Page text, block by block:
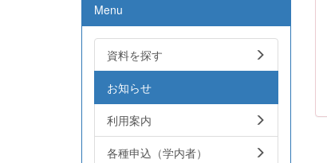
Menu
資料を探す
お知らせ
利用案内
各種申込（学内者）